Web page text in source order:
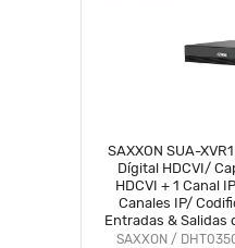
SAXXON SUA-
Dígital HDCVI/
HDCVI + 1 Canal
Canales IP/
Entradas & Salidas
#SAGR
SAXXON /